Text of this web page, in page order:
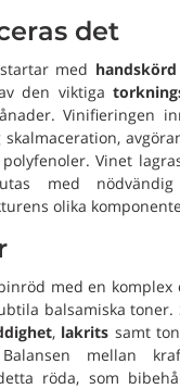
det
med handskörd
den viktiga
Vinifieringen
Vinet
med nödvändig
olika
med en komplex
balsamiska toner.
, lakrits samt
mellan
röda, som